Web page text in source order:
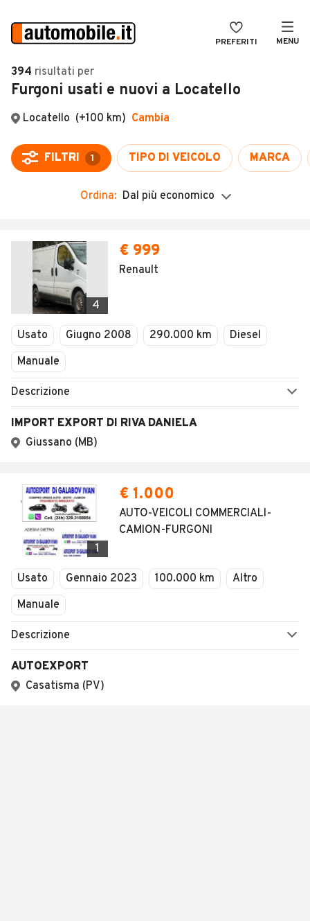
PREFERITI MENU
Auto
Auto usate
Auto Km 0
Auto Nuove
Noleggio a lungo termine
Camper
Veicoli Commerciali
Concessionari
VENDI
MAGAZINE
ACCEDI
394 risultati per
Furgoni usati e nuovi a Locatello
Ordina: Dal più economico
4
€ 999
Renault
Usato Giugno 2008 290.000 km
Diesel
Manuale
Descrizione
IMPORT EXPORT DI RIVA DANIELA
Giussano (MB)
1
€ 1.000
AUTO-VEICOLI COMMERCIALI-
CAMION-FURGONI
Usato Gennaio 2023 100.000 km
Altro
Manuale
Descrizione
AUTOEXPORT
Casatisma (PV)